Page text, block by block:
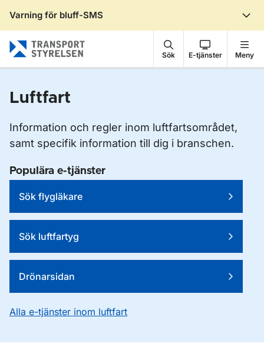
Varning för bluff-SMS
Sök E-tjänster Meny
Luftfart
Information och regler inom luftfartsområdet,
samt specifik information till dig i branschen.
Populära e-tjänster
Sök flygläkare
Sök luftfartyg
Drönarsidan
Alla e-tjänster inom luftfart